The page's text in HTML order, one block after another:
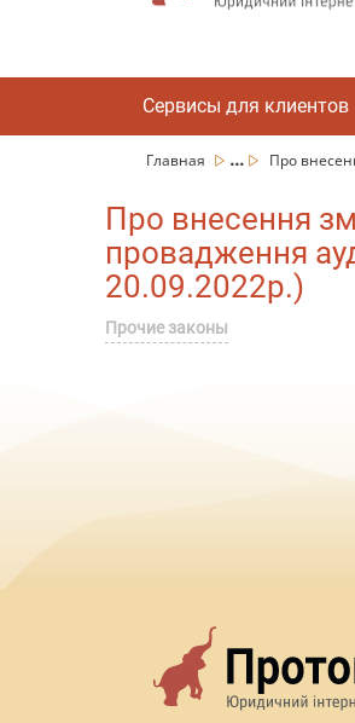
Сервисы для клиентов
Главная ... Про
Про внесення
провадження
20.09.2022р.)
Прочие законы